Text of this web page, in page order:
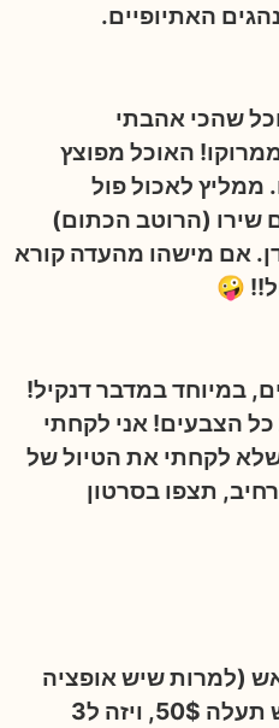
האתיופיים.
שהכי אהבתי
האוכל מפוצץ
ממליץ לאכול פול
שירו (הרוטב הכתום)
אם מישהו מהעדה קורא
🤪
במיוחד במדבר דנקיל!
הצבעים! אני לקחתי
שלא לקחתי את הטיול של
תצפו בסרטון
(למרות שיש אופציה
לויזה אונליין). ויזה לחודש תעלה 50$, ויזה ל3